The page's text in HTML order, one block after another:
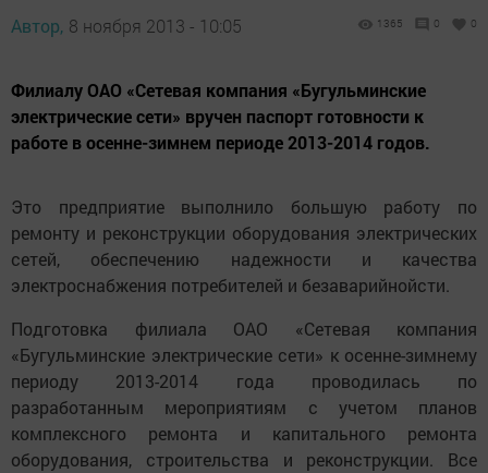
Автор, 8 ноября 2013 - 10:05 1365 0 0
Филиалу ОАО «Сетевая компания «Бугульминские
электрические сети» вручен паспорт готовности к
работе в осенне-зимнем периоде 2013-2014 годов.
Это предприятие выполнило большую работу по
ремонту и реконструкции оборудования электрических
сетей, обеспечению надежности и качества
электроснабжения потребителей и безаварийнойсти.
Подготовка филиала ОАО «Сетевая компания
«Бугульминские электрические сети» к осенне-зимнему
периоду 2013-2014 года проводилась по
разработанным мероприятиям с учетом планов
комплексного ремонта и капитального ремонта
оборудования, строительства и реконструкции. Все